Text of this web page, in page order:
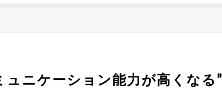
ュニケーション能力が高くなる”